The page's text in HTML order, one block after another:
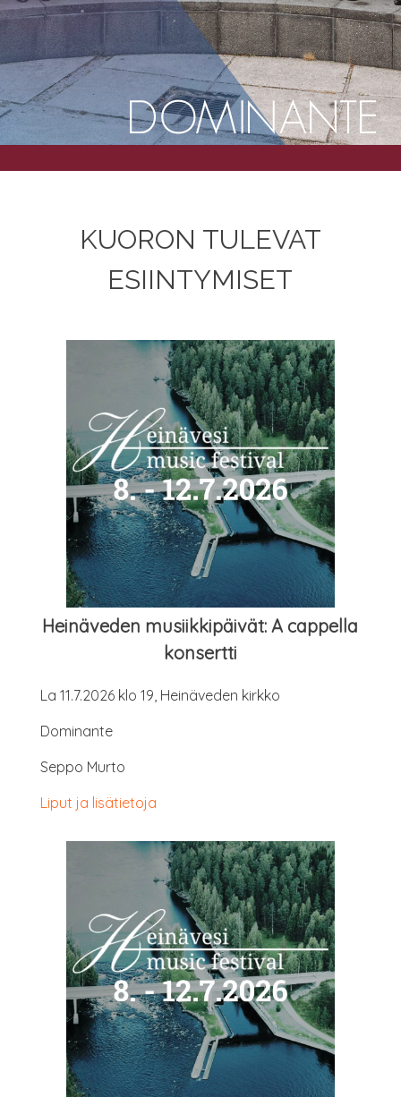
KUO­RON TULE­VAT
ESIINTYMISET
Hei­nä­ve­den musiik­ki­päi­vät: A cap­pel­la
konsertti
La 11.7.2026 klo 19, Hei­nä­ve­den kirkko
Domi­nan­te
Sep­po Murto
Liput ja lisätietoja